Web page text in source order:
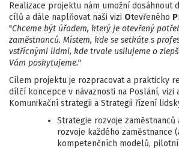
Realizace projektu nám umožní dosáhnout
cílů a dále naplňovat naši vizi Otevřeného P
"Chceme být úřadem, který je otevřený
zaměstnanců. Místem, kde se setkáte s
vstřícnými lidmi, kde trvale usilujeme o
Vám poskytujeme."
Cílem projektu je rozpracovat a prakticky
dílčí koncepce v návaznosti na Poslání, vizi
Komunikační strategii a Strategii řízení
Strategie rozvoje zaměstnanců
rozvoje každého zaměstnance
kompetenčních modelů, pilotní